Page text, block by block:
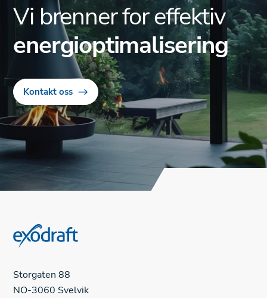
Vi brenner for effektiv
energioptimalisering
Kontakt oss
Storgaten 88
NO-3060 Svelvik